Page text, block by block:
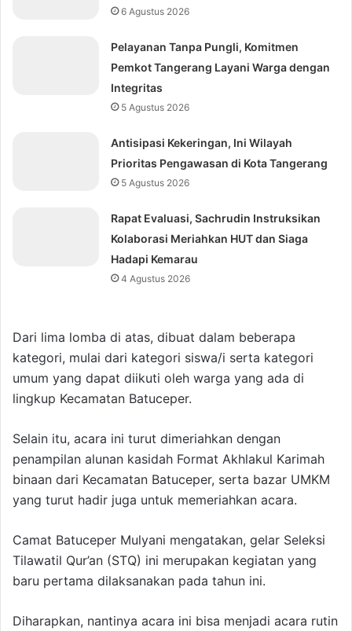
6 Agustus 2026
Pelayanan Tanpa Pungli, Komitmen
Pemkot Tangerang Layani Warga dengan
Integritas
5 Agustus 2026
Antisipasi Kekeringan, Ini Wilayah
Prioritas Pengawasan di Kota Tangerang
5 Agustus 2026
Rapat Evaluasi, Sachrudin Instruksikan
Kolaborasi Meriahkan HUT dan Siaga
Hadapi Kemarau
4 Agustus 2026
Dari lima lomba di atas, dibuat dalam beberapa
kategori, mulai dari kategori siswa/i serta kategori
umum yang dapat diikuti oleh warga yang ada di
lingkup Kecamatan Batuceper.
Selain itu, acara ini turut dimeriahkan dengan
penampilan alunan kasidah Format Akhlakul Karimah
binaan dari Kecamatan Batuceper, serta bazar UMKM
yang turut hadir juga untuk memeriahkan acara.
Camat Batuceper Mulyani mengatakan, gelar Seleksi
Tilawatil Qur’an (STQ) ini merupakan kegiatan yang
baru pertama dilaksanakan pada tahun ini.
Diharapkan, nantinya acara ini bisa menjadi acara rutin